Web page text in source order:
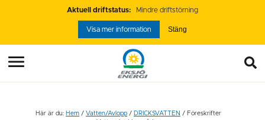
Aktuell driftstatus: Mindre driftstörning
Visa mer information Stäng
Här är du: Hem / Vatten/Avlopp / DRICKSVATTEN / Föreskrifter